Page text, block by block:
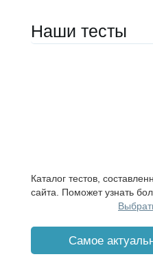
Наши тесты
Каталог тестов,
сайта. Поможет узнать
Cамое